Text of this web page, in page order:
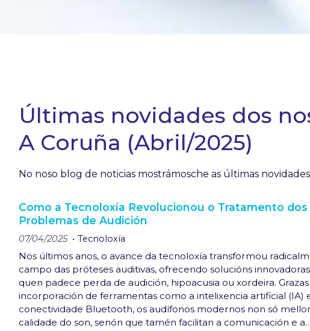
Últimas novidades dos
A Coruña (Abril/2025)
No noso blog de noticias mostrámosche as últimas
Como a Tecnoloxía Revolucionou o Tratamento dos
Problemas de Audición
07/04/2025 Tecnoloxía
Nos últimos anos, o avance da tecnoloxía transformou
campo das próteses auditivas, ofrecendo solucións
quen padece perda de audición, hipoacusia ou xordeira. Grazas
incorporación de ferramentas como a intelixencia artificial (IA)
conectividade Bluetooth, os audífonos modernos non só
calidade do son, senón que tamén facilitan a comunicación e a